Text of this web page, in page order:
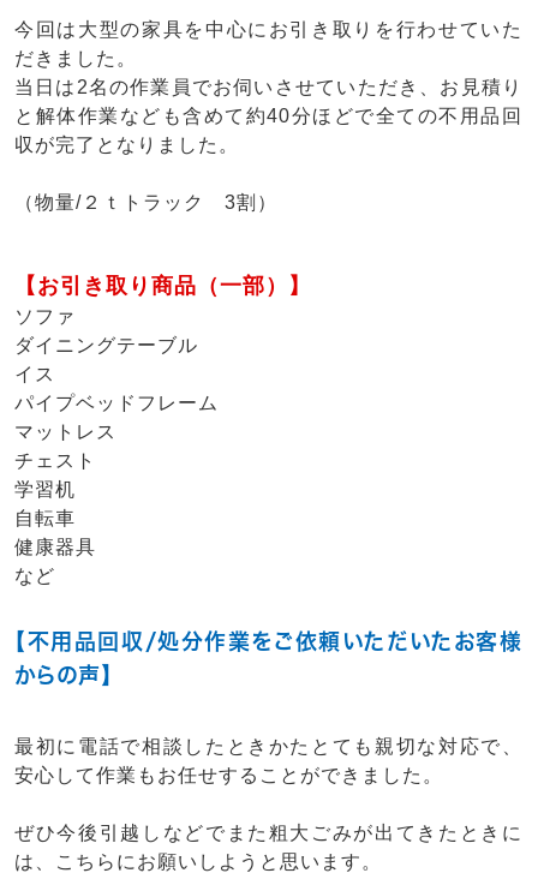
今回は大型の家具を中心にお引き取りを行わせていた
だきました。
当日は2名の作業員でお伺いさせていただき、お見積り
と解体作業なども含めて約40分ほどで全ての不用品回
収が完了となりました。
（物量/２ｔトラック 3割）
【お引き取り商品（一部）】
ソファ
ダイニングテーブル
イス
パイプベッドフレーム
マットレス
チェスト
学習机
自転車
健康器具
など
【不用品回収/処分作業をご依頼いただいたお客様
からの声】
最初に電話で相談したときかたとても親切な対応で、
安心して作業もお任せすることができました。
ぜひ今後引越しなどでまた粗大ごみが出てきたときに
は、こちらにお願いしようと思います。